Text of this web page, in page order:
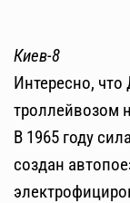
Киев-8
Интересно,
троллейвозом
В 1965 году
создан